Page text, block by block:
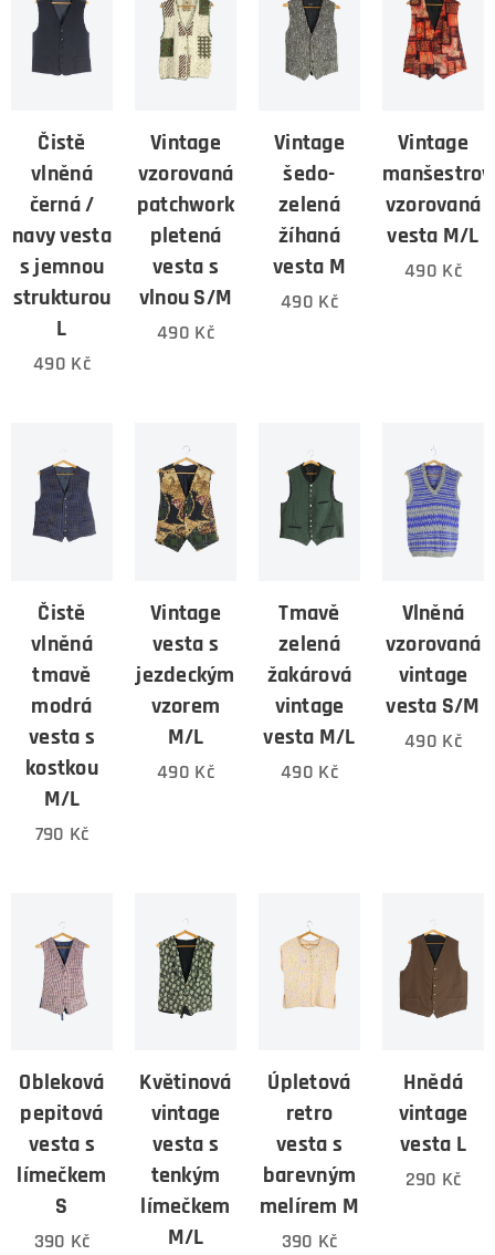
Čistě
vlněná
černá /
navy vesta
s jemnou
strukturou
L
490 Kč
Vintage
vzorovaná
patchwork
pletená
vesta s
vlnou S/M
490 Kč
Vintage
šedo-
zelená
žíhaná
vesta M
490 Kč
Vintage
vzorovaná
vesta M/L
490 Kč
Čistě
vlněná
tmavě
modrá
vesta s
kostkou
M/L
790 Kč
Vintage
vesta s
jezdeckým
vzorem
M/L
490 Kč
Tmavě
zelená
žakárová
vintage
vesta M/L
490 Kč
Vlněná
vzorovaná
vintage
vesta S/M
490 Kč
Obleková
pepitová
vesta s
límečkem
S
390 Kč
Květinová
vintage
vesta s
tenkým
límečkem
M/L
Úpletová
retro
vesta s
barevným
melírem M
390 Kč
Hnědá
vintage
vesta L
290 Kč